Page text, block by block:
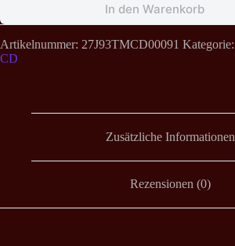
In den Warenkorb
Artikelnummer: 27J93TMCD00091 Kategorie:
CD
Zusätzliche Informationen
Rezensionen (0)